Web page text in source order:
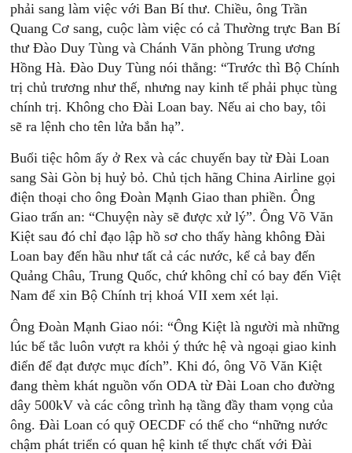
phải sang làm việc với Ban Bí thư. Chiều, ông Trần
Quang Cơ sang, cuộc làm việc có cả Thường trực Ban Bí
thư Đào Duy Tùng và Chánh Văn phòng Trung ương
Hồng Hà. Đào Duy Tùng nói thẳng: “Trước thì Bộ Chính
trị chủ trương như thế, nhưng nay kinh tế phải phục tùng
chính trị. Không cho Đài Loan bay. Nếu ai cho bay, tôi
sẽ ra lệnh cho tên lửa bắn hạ”.
Buổi tiệc hôm ấy ở Rex và các chuyến bay từ Đài Loan
sang Sài Gòn bị huỷ bỏ. Chủ tịch hãng China Airline gọi
điện thoại cho ông Đoàn Mạnh Giao than phiền. Ông
Giao trấn an: “Chuyện này sẽ được xử lý”. Ông Võ Văn
Kiệt sau đó chỉ đạo lập hồ sơ cho thấy hàng không Đài
Loan bay đến hầu như tất cả các nước, kể cả bay đến
Quảng Châu, Trung Quốc, chứ không chỉ có bay đến Việt
Nam để xin Bộ Chính trị khoá VII xem xét lại.
Ông Đoàn Mạnh Giao nói: “Ông Kiệt là người mà những
lúc bế tắc luôn vượt ra khỏi ý thức hệ và ngoại giao kinh
điển để đạt được mục đích”. Khi đó, ông Võ Văn Kiệt
đang thèm khát nguồn vốn ODA từ Đài Loan cho đường
dây 500kV và các công trình hạ tầng đầy tham vọng của
ông. Đài Loan có quỹ OECDF có thể cho “những nước
chậm phát triển có quan hệ kinh tế thực chất với Đài